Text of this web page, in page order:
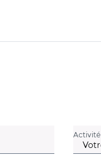
Activité